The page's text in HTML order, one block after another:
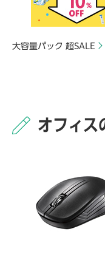
大容量パック 超SALE
オフィス